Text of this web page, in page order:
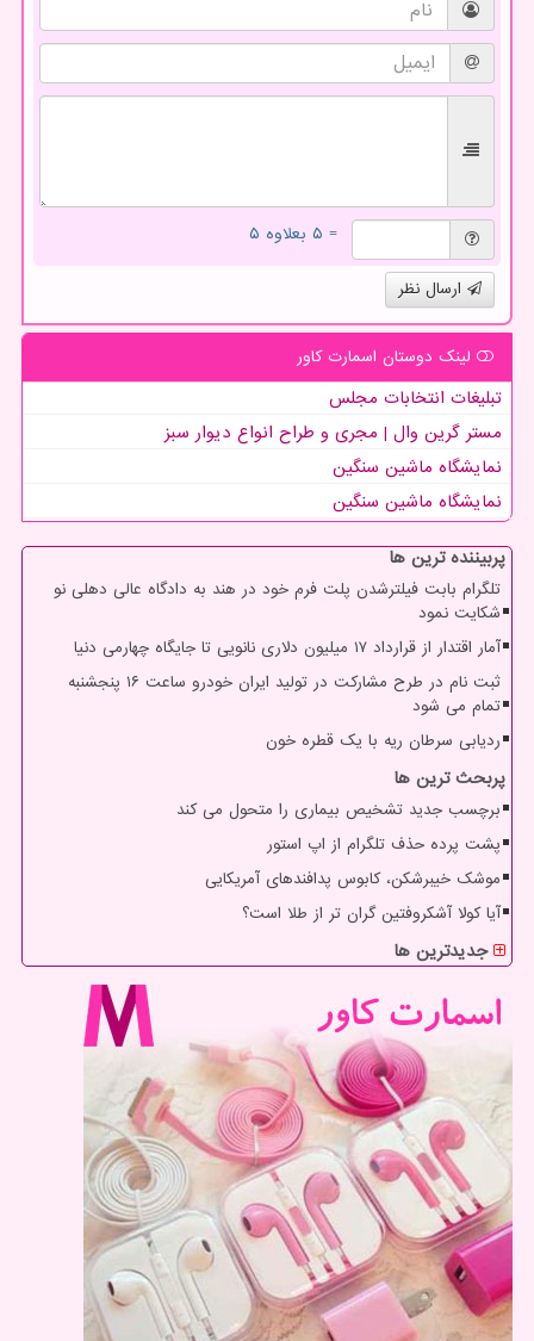
= ۵ بعلاوه ۵
ارسال نظر
لینک دوستان اسمارت كاور
تبلیغات انتخابات مجلس
مستر گرین وال | مجری و طراح انواع دیوار سبز
نمایشگاه ماشین سنگین
نمایشگاه ماشین سنگین
پربیننده ترین ها
تلگرام بابت فیلترشدن پلت فرم خود در هند به دادگاه عالی دهلی نو
شکایت نمود
آمار اقتدار از قرارداد ۱۷ میلیون دلاری نانویی تا جایگاه چهارمی دنیا
ثبت نام در طرح مشارکت در تولید ایران خودرو ساعت ۱۶ پنجشنبه
تمام می شود
ردیابی سرطان ریه با یک قطره خون
پربحث ترین ها
برچسب جدید تشخیص بیماری را متحول می کند
پشت پرده حذف تلگرام از اپ استور
موشک خیبرشکن، کابوس پدافندهای آمریکایی
آیا کولا آشکروفتین گران تر از طلا است؟
جدیدترین ها